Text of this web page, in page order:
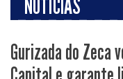
NOTÍCIAS
Gurizada do Zeca